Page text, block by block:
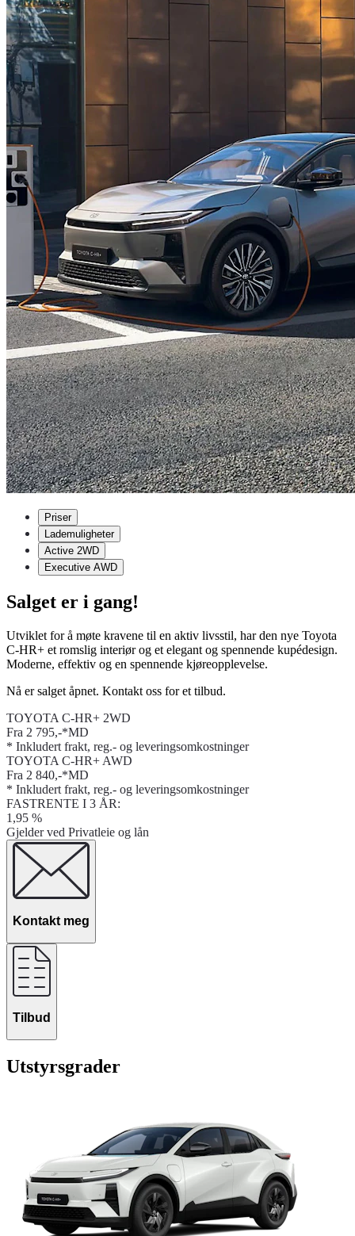
Priser
Lademuligheter
Active 2WD
Executive AWD
Salget er i gang!
Utviklet for å møte kravene til en aktiv livsstil, har den nye Toyota
C-HR+ et romslig interiør og et elegant og spennende kupédesign.
Moderne, effektiv og en spennende kjøreopplevelse.
Nå er salget åpnet. Kontakt oss for et tilbud.
TOYOTA C-HR+ 2WD
Fra 2 795,-*MD
* Inkludert frakt, reg.- og leveringsomkostninger
TOYOTA C-HR+ AWD
Fra 2 840,-*MD
* Inkludert frakt, reg.- og leveringsomkostninger
FASTRENTE I 3 ÅR:
1,95 %
Gjelder ved Privatleie og lån
Kontakt meg
Tilbud
Utstyrsgrader